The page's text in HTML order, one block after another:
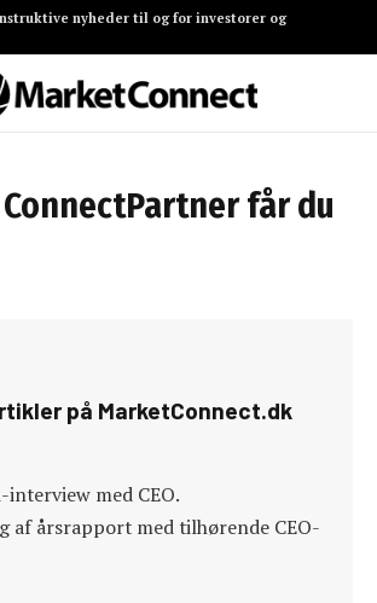
nyheder til og for investorer og
får du
på MarketConnect.dk
med CEO.
af årsrapport med tilhørende CEO-